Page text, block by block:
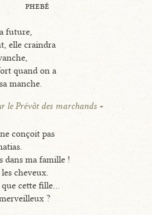
phebé
future,
elle craindra
quand on a
manche.
le Prévôt des marchands
conçoit pas
dans ma famille !
les cheveux.
cette fille...
?